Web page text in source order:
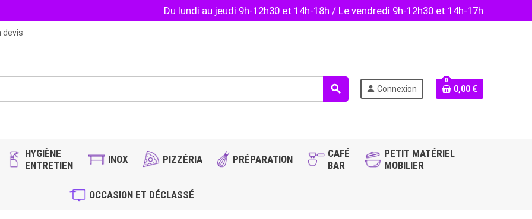
Du lundi au jeudi 9h-12h30 et 14h-18h / Le vendredi 9h-12h30 et 14h-17h
devis
search person Connexion
0
0,00 €
HYGIÈNE
ENTRETIEN
INOX PIZZÉRIA PRÉPARATION
CAFÉ
BAR
PETIT MATÉRIEL
MOBILIER
OCCASION ET DÉCLASSÉ